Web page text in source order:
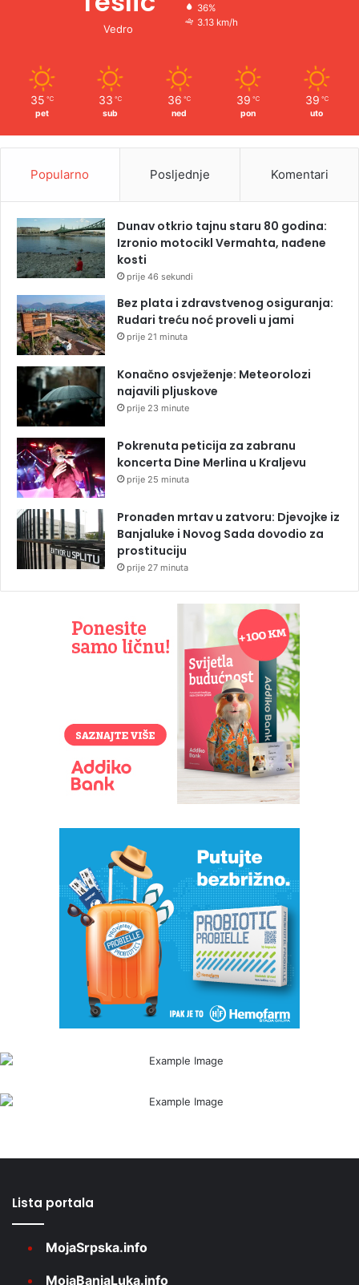
Vedro
36%
3.13 km/h
35 ℃
pet
33 ℃
sub
36 ℃
ned
39 ℃
pon
39 ℃
uto
Popularno Posljednje Komentari
Dunav otkrio tajnu staru 80 godina:
Izronio motocikl Vermahta, nađene
kosti
prije 46 sekundi
Bez plata i zdravstvenog osiguranja:
Rudari treću noć proveli u jami
prije 21 minuta
Konačno osvježenje: Meteorolozi
najavili pljuskove
prije 23 minute
Pokrenuta peticija za zabranu
koncerta Dine Merlina u Kraljevu
prije 25 minuta
Pronađen mrtav u zatvoru: Djevojke iz
Banjaluke i Novog Sada dovodio za
prostituciju
prije 27 minuta
Lista portala
MojaSrpska.info
MojaBanjaLuka.info